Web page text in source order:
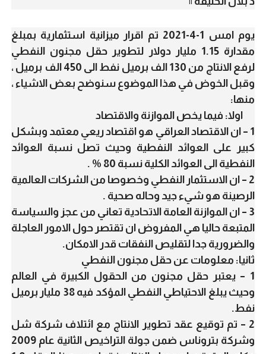
يوم امس 1-4-2021 تم اقرار ميزانية استثمارية بمبلغ
مقدارة 1.15 مليار دولار لتطوير حقل مجنون النفطي
لرفع الانتاج من 130 الف برميل نفط الى 450 الف برميل ،
وقبل الخوض في هذا الموضوع سنوضح بعض الاشياء ،
منها:
اولا: فيما يخص الموازنة والاقتصاد
1 – ان الاقتصاد العراقي هو اقتصاد ريعي معتمد وبشكل
كبير على العوائد النفطية وحيث تصل نسبة العوائد
النفطية الى العوائد الكلية نسبة 80 % .
2 – ان الاستثمار النفطي وخصوصا من الشركات العالمية
الرصينة هو شيء جيد وحاله صحية .
3 – ان الموازنة العامة الاتحادية تعاني من عجز والسياسة
المتبعة حاليا هي المفروض ان تقتصر حول الامور العاجلة
والضرورية جدا لتقليص النفقات قدر الامكان.
ثانيا: معلومات عن حقل مجنون النفطي
1 – يعتبر حقل مجنون من الحقول الكبيرة في العالم
وحيث يبلغ الاحتياطي النفطي المؤكد فيه 38 مليار برميل
نفط.
2 – تم توقيع عقد تطوير الانتاج مع ائتلاف شركة شل
وشركة بتروناس ضمن جولة التراخيص الثانية عام 2009